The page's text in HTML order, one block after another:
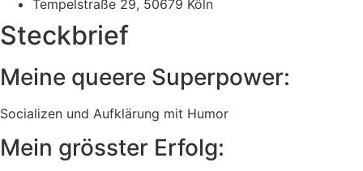
Tempelstraße 29, 50679 Köln
Steckbrief
Meine queere Superpower:
Socializen und Aufklärung mit Humor
Mein grösster Erfolg: